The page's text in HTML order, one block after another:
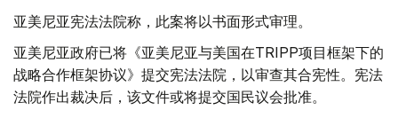
亚美尼亚宪法法院称，此案将以书面形式审理。
亚美尼亚政府已将《亚美尼亚与美国在TRIPP项目框架下的
战略合作框架协议》提交宪法法院，以审查其合宪性。宪法
法院作出裁决后，该文件或将提交国民议会批准。